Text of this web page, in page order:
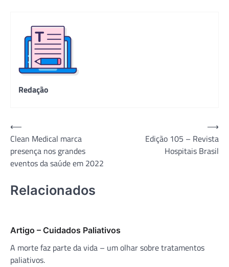
Redação
Navegação
de
Post
⟵
Clean Medical marca
presença nos grandes
eventos da saúde em 2022
Edição 105 – Revista
Hospitais Brasil
⟶
Relacionados
Artigo – Cuidados Paliativos
A morte faz parte da vida – um olhar sobre tratamentos
paliativos.